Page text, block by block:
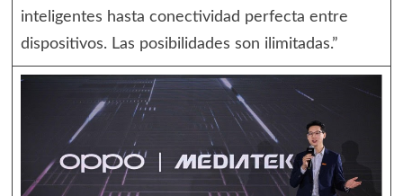
inteligentes hasta conectividad perfecta entre
dispositivos. Las posibilidades son ilimitadas.”